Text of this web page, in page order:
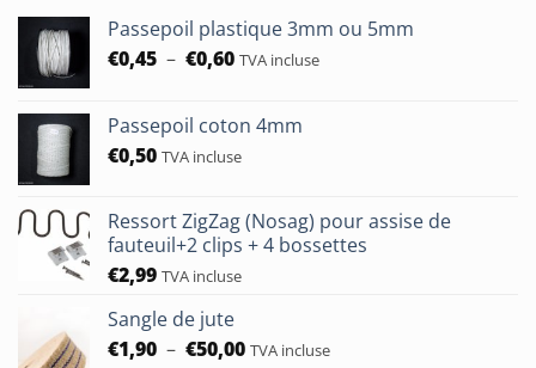
€24,00
Passepoil plastique 3mm ou 5mm
€0,45 – €0,60Plage
€0,45
à
TVA incluse
Passepoil coton 4mm
€0,50 TVA incluse
Ressort ZigZag (Nosag) pour assise de
fauteuil+2 clips + 4 bossettes
€2,99 TVA incluse
Sangle de jute
€1,90 – €50,00Plage
TVA incluse